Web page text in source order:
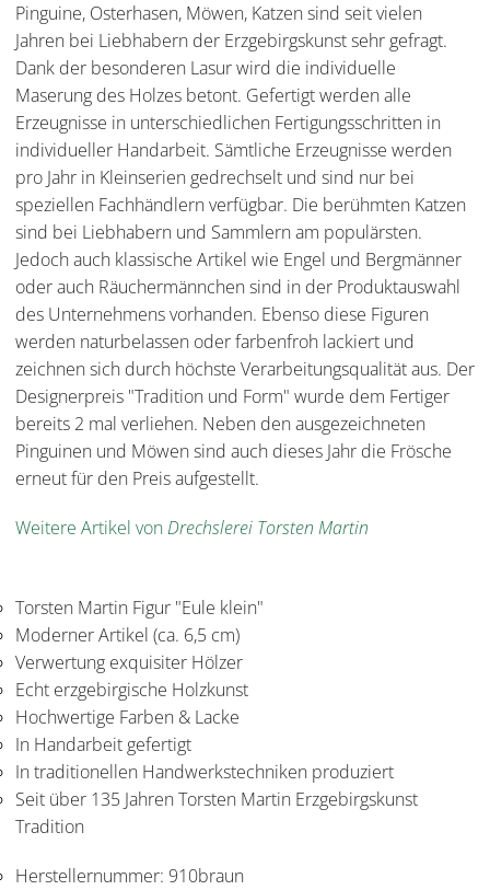
Pinguine, Osterhasen, Möwen, Katzen sind seit vielen
Jahren bei Liebhabern der Erzgebirgskunst sehr gefragt.
Dank der besonderen Lasur wird die individuelle
Maserung des Holzes betont. Gefertigt werden alle
Erzeugnisse in unterschiedlichen Fertigungsschritten in
individueller Handarbeit. Sämtliche Erzeugnisse werden
pro Jahr in Kleinserien gedrechselt und sind nur bei
speziellen Fachhändlern verfügbar. Die berühmten Katzen
sind bei Liebhabern und Sammlern am populärsten.
Jedoch auch klassische Artikel wie Engel und Bergmänner
oder auch Räuchermännchen sind in der Produktauswahl
des Unternehmens vorhanden. Ebenso diese Figuren
werden naturbelassen oder farbenfroh lackiert und
zeichnen sich durch höchste Verarbeitungsqualität aus. Der
Designerpreis "Tradition und Form" wurde dem Fertiger
bereits 2 mal verliehen. Neben den ausgezeichneten
Pinguinen und Möwen sind auch dieses Jahr die Frösche
erneut für den Preis aufgestellt.
Weitere Artikel vonDrechslerei Torsten Martin
Torsten Martin Figur "Eule klein"
Moderner Artikel (ca. 6,5 cm)
Verwertung exquisiter Hölzer
Echt erzgebirgische Holzkunst
Hochwertige Farben & Lacke
In Handarbeit gefertigt
In traditionellen Handwerkstechniken produziert
Seit über 135 Jahren Torsten Martin Erzgebirgskunst
Tradition
Herstellernummer: 910braun